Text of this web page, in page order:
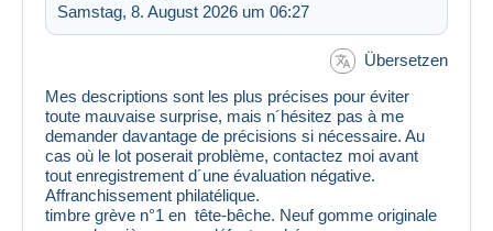
Samstag, 8. August 2026 um 06:27
Übersetzen
Mes descriptions sont les plus précises pour éviter
toute mauvaise surprise, mais n´hésitez pas à me
demander davantage de précisions si nécessaire. Au
cas où le lot poserait problème, contactez moi avant
tout enregistrement d´une évaluation négative.
Affranchissement philatélique.
timbre grève n°1 en tête-bêche. Neuf gomme originale